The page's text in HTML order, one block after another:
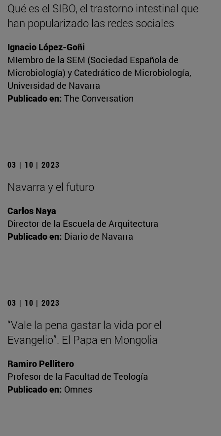
Qué es el SIBO, el trastorno intestinal que
han popularizado las redes sociales
Ignacio López-Goñi
MIembro de la SEM (Sociedad Española de
Microbiología) y Catedrático de Microbiología,
Universidad de Navarra
Publicado en: The Conversation
03 | 10 | 2023
Navarra y el futuro
Carlos Naya
Director de la Escuela de Arquitectura
Publicado en: Diario de Navarra
03 | 10 | 2023
“Vale la pena gastar la vida por el
Evangelio”. El Papa en Mongolia
Ramiro Pellitero
Profesor de la Facultad de Teología
Publicado en: Omnes